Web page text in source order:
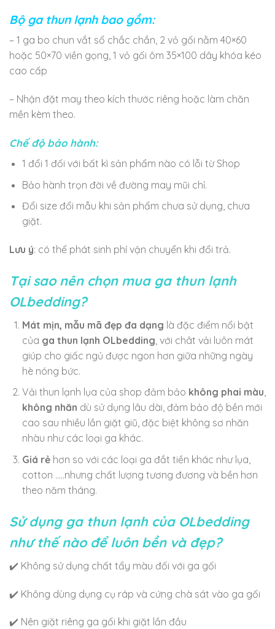
Bộ ga thun lạnh bao gồm:
– 1 ga bo chun vắt sổ chắc chắn, 2 vỏ gối nằm 40×60
hoặc 50×70 viền gọng, 1 vỏ gối ôm 35×100 dây khóa kéo
cao cấp
– Nhận đặt may theo kích thước riêng hoặc làm chăn
mền kèm theo.
Chế độ bảo hành:
1 đổi 1 đối với bất kì sản phẩm nào có lỗi từ Shop
Bảo hành trọn đời về đường may mũi chỉ.
Đổi size đổi mẫu khi sản phẩm chưa sử dụng, chưa
giặt.
Lưu ý: có thể phát sinh phí vận chuyển khi đổi trả.
Tại sao nên chọn mua ga thun lạnh
OLbedding?
Mát mịn, mẫu mã đẹp đa dạng là đặc điểm nổi bật
của ga thun lạnh OLbedding , với chât vải luôn mát
giúp cho giấc ngủ được ngon hơn giữa những ngày
hè nóng bức.
Vải thun lạnh lụa của shop đảm bảo không phai màu,
không nhăn dù sử dụng lâu dài, đảm bảo độ bền mới
cao sau nhiều lần giặt giũ, đặc biệt không sơ nhăn
nhàu như các loại ga khác.
Giá rẻhơn so với các loại ga đắt tiền khác như lụa,
cotton …..nhưng chất lượng tương đương và bền hơn
theo năm tháng.
Sử dụng ga thun lạnh của OLbedding
như thế nào để luôn bền và đẹp?
✔️ Không sử dụng chất tẩy màu đối với ga gối
✔️ Không dùng dụng cụ ráp và cứng chà sát vào ga gối
✔️ Nên giặt riêng ga gối khi giặt lần đầu